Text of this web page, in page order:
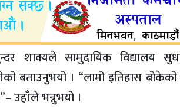
शाक्यले सामुदायिक विद्यालय
बताउनुभयो । “लामो इतिहास बोकेको
उहाँले भन्नुभयो ।